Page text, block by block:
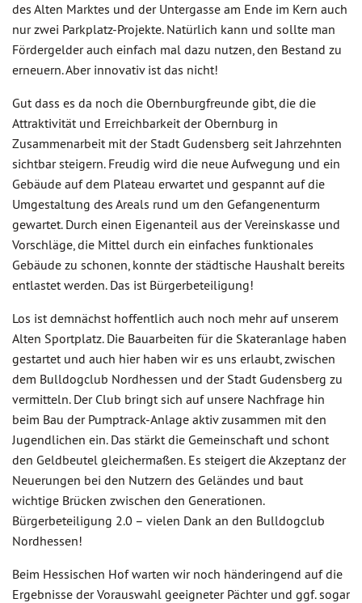
des Alten Marktes und der Untergasse am Ende im Kern auch
nur zwei Parkplatz-Projekte. Natürlich kann und sollte man
Fördergelder auch einfach mal dazu nutzen, den Bestand zu
erneuern. Aber innovativ ist das nicht!
Gut dass es da noch die Obernburgfreunde gibt, die die
Attraktivität und Erreichbarkeit der Obernburg in
Zusammenarbeit mit der Stadt Gudensberg seit Jahrzehnten
sichtbar steigern. Freudig wird die neue Aufwegung und ein
Gebäude auf dem Plateau erwartet und gespannt auf die
Umgestaltung des Areals rund um den Gefangenenturm
gewartet. Durch einen Eigenanteil aus der Vereinskasse und
Vorschläge, die Mittel durch ein einfaches funktionales
Gebäude zu schonen, konnte der städtische Haushalt bereits
entlastet werden. Das ist Bürgerbeteiligung!
Los ist demnächst hoffentlich auch noch mehr auf unserem
Alten Sportplatz. Die Bauarbeiten für die Skateranlage haben
gestartet und auch hier haben wir es uns erlaubt, zwischen
dem Bulldogclub Nordhessen und der Stadt Gudensberg zu
vermitteln. Der Club bringt sich auf unsere Nachfrage hin
beim Bau der Pumptrack-Anlage aktiv zusammen mit den
Jugendlichen ein. Das stärkt die Gemeinschaft und schont
den Geldbeutel gleichermaßen. Es steigert die Akzeptanz der
Neuerungen bei den Nutzern des Geländes und baut
wichtige Brücken zwischen den Generationen.
Bürgerbeteiligung 2.0 – vielen Dank an den Bulldogclub
Nordhessen!
Beim Hessischen Hof warten wir noch händeringend auf die
Ergebnisse der Vorauswahl geeigneter Pächter und ggf. sogar